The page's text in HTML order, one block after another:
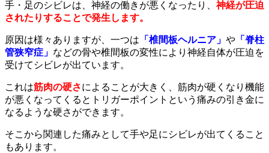
手・足のシビレは、神経の働きが悪くなったり、神経が圧迫
されたりすることで発生します。
原因は様々ありますが、一つは 「椎間板ヘルニア」 や 「脊柱
管狭窄症」 などの骨や椎間板の変性により神経自体が圧迫を
受けてシビレが出ています。
これは筋肉の硬さによることが大きく、筋肉が硬くなり機能
が悪くなってくるとトリガーポイントという痛みの引き金に
なるような硬さができます。
そこから関連した痛みとして手や足にシビレが出てくること
もあります。